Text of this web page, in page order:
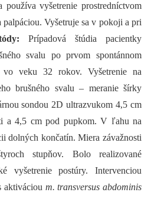
používa vyšetrenie prostredníctvom
Vyšetruje sa v pokoji a pri
Prípadová štúdia pacientky
svalu po prvom spontánnom
vo veku 32 rokov. Vyšetrenie na
brušného svalu –⁠ meranie šírky
sondou 2D ultrazvukom 4,5 cm
a 4,5 cm pod pupkom. V ľahu na
dolných končatín. Miera závažnosti
stupňov. Bolo realizované
vyšetrenie postúry. Intervenciou
aktiváciou m. transversus abdominis